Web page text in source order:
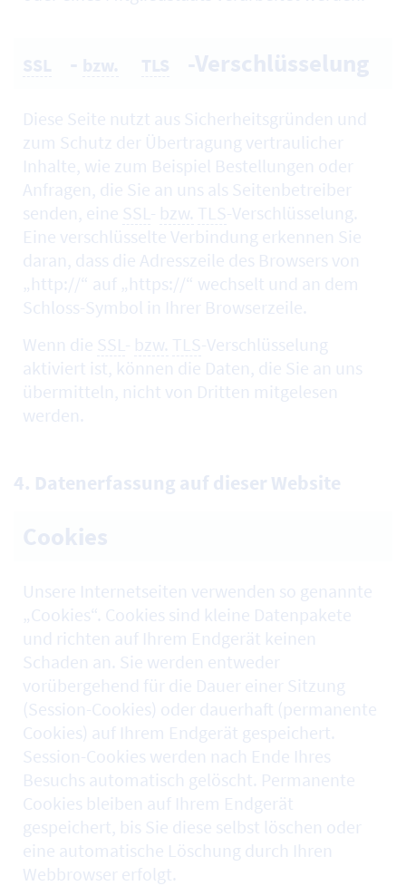
Diese Seite nutzt aus Sicherheitsgründen und
zum Schutz der Übertragung vertraulicher
Inhalte, wie zum Beispiel Bestellungen oder
Anfragen, die Sie an uns als Seitenbetreiber
senden, eine SSL- bzw. TLS-Verschlüsselung.
Eine verschlüsselte Verbindung erkennen Sie
daran, dass die Adresszeile des Browsers von
„http://“ auf „https://“ wechselt und an dem
Schloss-Symbol in Ihrer Browserzeile.
Wenn die SSL- bzw. TLS-Verschlüsselung
aktiviert ist, können die Daten, die Sie an uns
übermitteln, nicht von Dritten mitgelesen
werden.
4. Datenerfassung auf dieser Website
Unsere Internetseiten verwenden so genannte
„Cookies“. Cookies sind kleine Datenpakete
und richten auf Ihrem Endgerät keinen
Schaden an. Sie werden entweder
vorübergehend für die Dauer einer Sitzung
(Session-Cookies) oder dauerhaft (permanente
Cookies) auf Ihrem Endgerät gespeichert.
Session-Cookies werden nach Ende Ihres
Besuchs automatisch gelöscht. Permanente
Cookies bleiben auf Ihrem Endgerät
gespeichert, bis Sie diese selbst löschen oder
eine automatische Löschung durch Ihren
Webbrowser erfolgt.